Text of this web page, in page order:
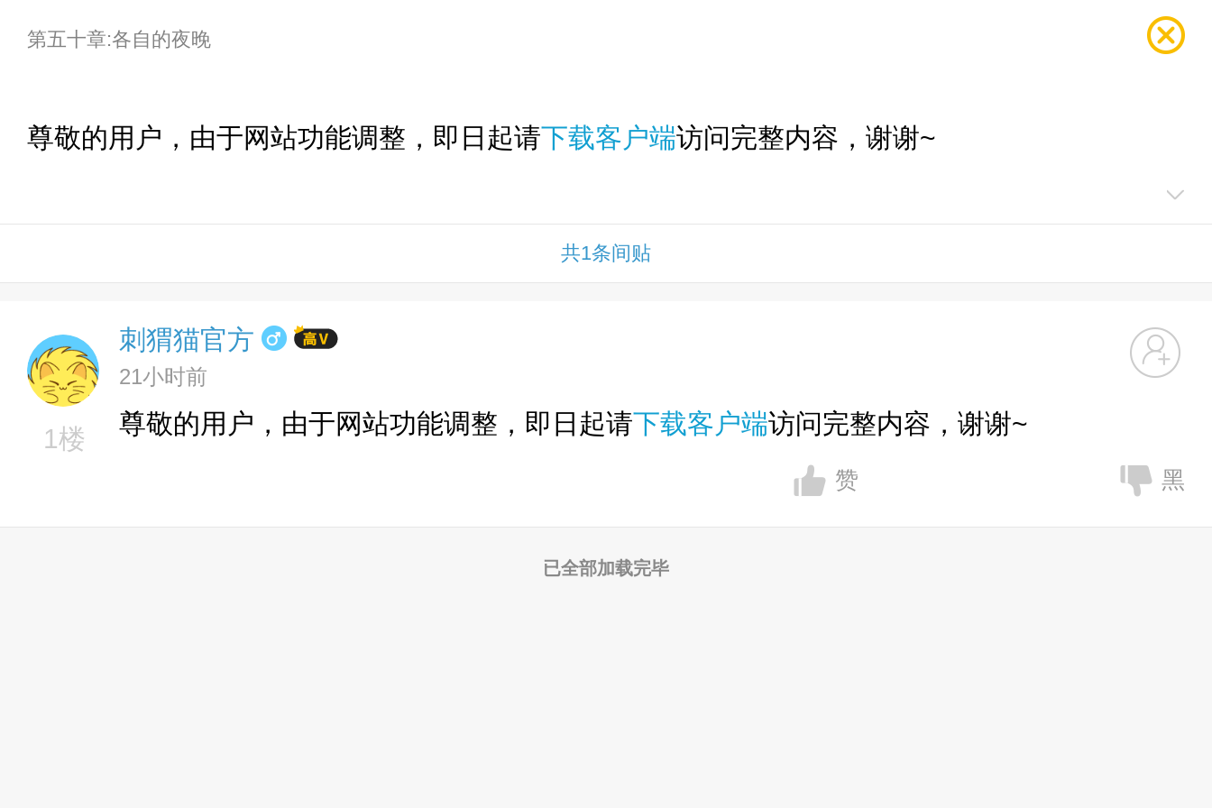
第五十章:各自的夜晚
尊敬的用户，由于网站功能调整，即日起请下载客户端访问完整内容，谢谢~
共1条间贴
1楼
刺猬猫官方
21小时前
尊敬的用户，由于网站功能调整，即日起请下载客户端访问完整内容，谢谢~
赞 黑
已全部加载完毕